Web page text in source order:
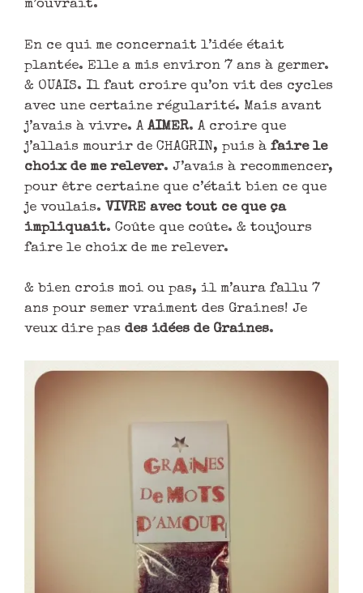
m’ouvrait.
En ce qui me concernait l’idée était
plantée. Elle a mis environ 7 ans à germer.
& OUAIS. Il faut croire qu’on vit des cycles
avec une certaine régularité. Mais avant
j’avais à vivre. A AIMER. A croire que
j’allais mourir de CHAGRIN, puis à faire le
choix de me relever. J’avais à recommencer,
pour être certaine que c’était bien ce que
je voulais. VIVRE avec tout ce que ça
impliquait. Coûte que coûte. & toujours
faire le choix de me relever.
& bien crois moi ou pas, il m’aura fallu 7
ans pour semer vraiment des Graines! Je
veux dire pas des idées de Graines.